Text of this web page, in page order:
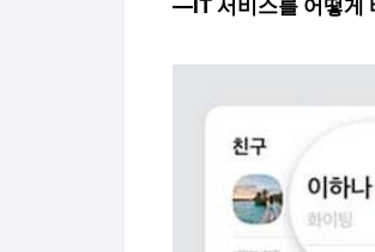
―IT 서비스를 어떻게